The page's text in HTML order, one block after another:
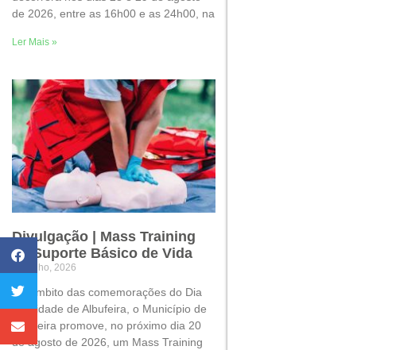
de 2026, entre as 16h00 e as 24h00, na
Ler Mais »
Divulgação | Mass Training
de Suporte Básico de Vida
22 Julho, 2026
No âmbito das comemorações do Dia
da Cidade de Albufeira, o Município de
Albufeira promove, no próximo dia 20
de agosto de 2026, um Mass Training